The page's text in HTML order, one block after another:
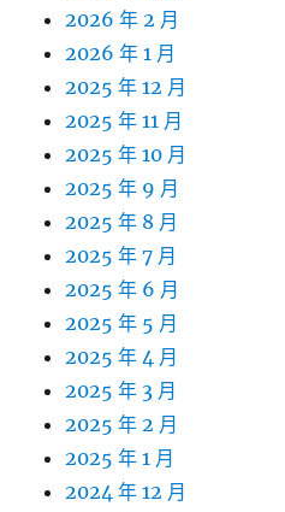
2026 年 2 月
2026 年 1 月
2025 年 12 月
2025 年 11 月
2025 年 10 月
2025 年 9 月
2025 年 8 月
2025 年 7 月
2025 年 6 月
2025 年 5 月
2025 年 4 月
2025 年 3 月
2025 年 2 月
2025 年 1 月
2024 年 12 月